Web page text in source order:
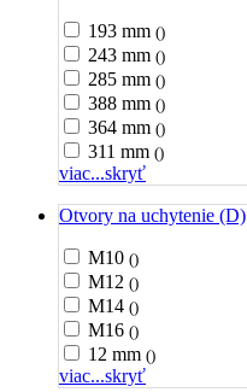
193 mm ()
243 mm ()
285 mm ()
388 mm ()
364 mm ()
311 mm ()
viac...skryť
Otvory na uchytenie (D)
M10 ()
M12 ()
M14 ()
M16 ()
12 mm ()
viac...skryť